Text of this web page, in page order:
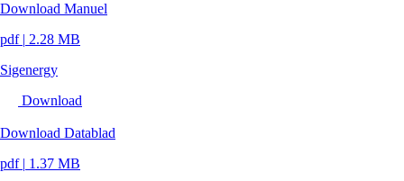
Download Manuel
pdf | 2.28 MB
Sigenergy
Download
Download Datablad
pdf | 1.37 MB